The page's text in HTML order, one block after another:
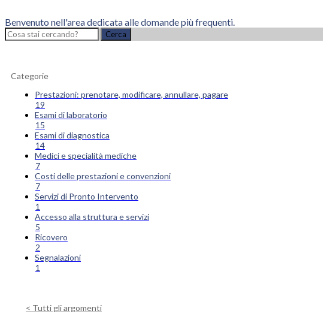
Benvenuto nell'area dedicata alle domande più frequenti.
Cerca
Categorie
Prestazioni: prenotare, modificare, annullare, pagare
19
Esami di laboratorio
15
Esami di diagnostica
14
Medici e specialità mediche
7
Costi delle prestazioni e convenzioni
7
Servizi di Pronto Intervento
1
Accesso alla struttura e servizi
5
Ricovero
2
Segnalazioni
1
< Tutti gli argomenti